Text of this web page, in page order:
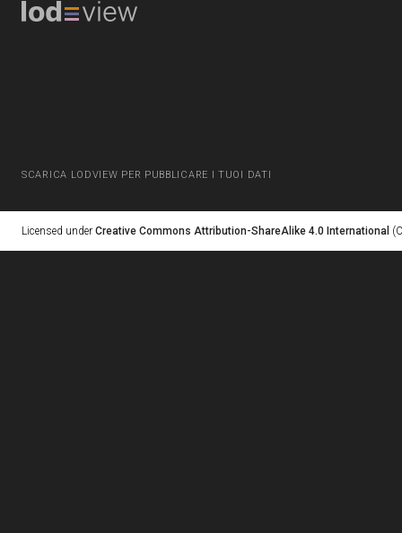
SCARICA LODVIEW PER PUBBLICARE I TUOI DATI
Licensed under Creative Commons Attribution-ShareAlike 4.0 International